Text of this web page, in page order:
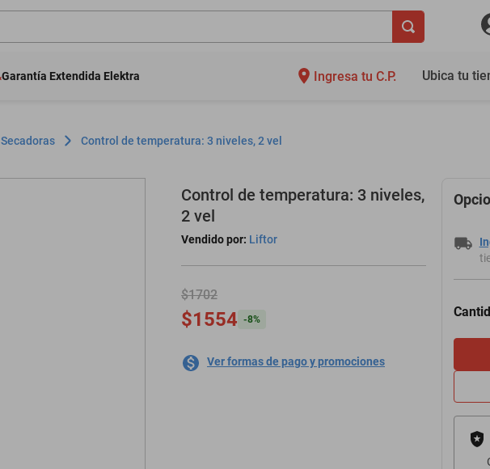
Garantía Extendida Elektra Ingresa tu C.P. Ubica tu
Secadoras Control de temperatura: 3 niveles, 2 vel
Control de temperatura: 3 niveles,
2 vel
Vendido por: Liftor
$1702
$1554 -8%
Ver formas de pago y promociones